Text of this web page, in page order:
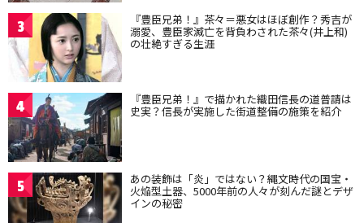
3 『豊臣兄弟！』茶々＝悪女はほぼ創作？秀吉が
溺愛、豊臣家滅亡を背負わされた茶々(井上和)
の壮絶すぎる生涯
4 『豊臣兄弟！』で描かれた織田信長の道普請は
史実？信長が実施した街道整備の施策を紹介
5 あの装飾は「炎」ではない？縄文時代の国宝・
火焔型土器、5000年前の人々が刻んだ謎とデザ
インの秘密